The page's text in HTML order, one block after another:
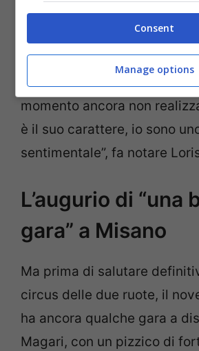
Un impatto che forse
fenomeno di Tavullia si
immaginare: “AZeltweg,
era rimasto molto freddo,
momento ancora non
è il suo carattere, io sono
sentimentale”, fa notare
L’augurio di “una
gara” a Misano
Ma prima di salutare
circus delle due ruote, il
ha ancora qualche gara a
Magari, con un pizzico di
Consent
Manage options